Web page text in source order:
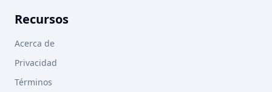
Recursos
Acerca de
Privacidad
Términos